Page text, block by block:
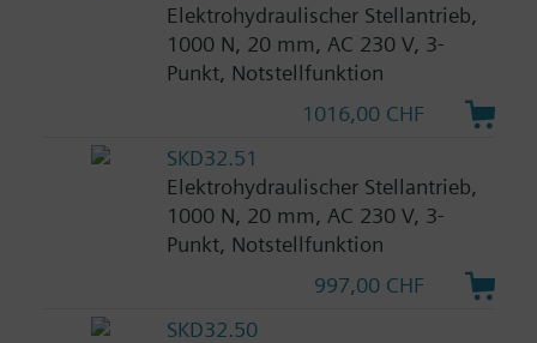
Elektrohydraulischer Stellantrieb,
1000 N, 20 mm, AC 230 V, 3-
Punkt, Notstellfunktion
1016,00 CHF
SKD32.51
Elektrohydraulischer Stellantrieb,
1000 N, 20 mm, AC 230 V, 3-
Punkt, Notstellfunktion
997,00 CHF
SKD32.50